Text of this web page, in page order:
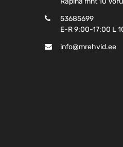
53685699
E-R 9:00-17:00 L
info@mrehvid.ee